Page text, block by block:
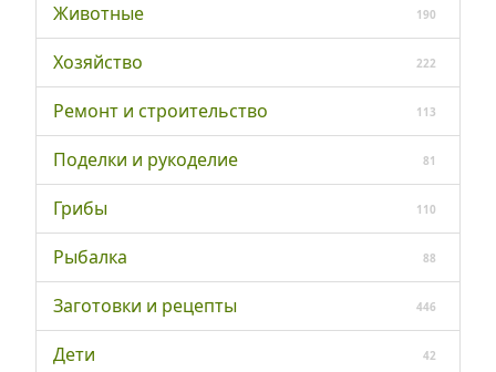
Животные 190
Хозяйство 222
Ремонт и строительство 113
Поделки и рукоделие 81
Грибы 110
Рыбалка 88
Заготовки и рецепты 446
Дети 42